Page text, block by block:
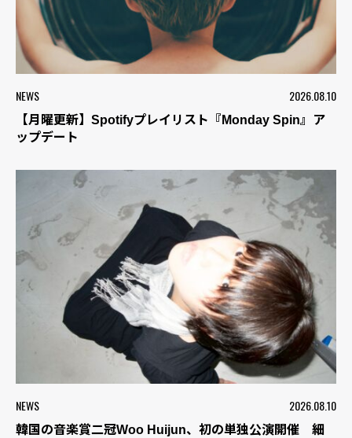
NEWS 2026.08.10
【月曜更新】Spotifyプレイリスト『Monday Spin』ア
ップデート
NEWS 2026.08.10
韓国の音楽賞二冠Woo Huijun、初の単独公演開催 細